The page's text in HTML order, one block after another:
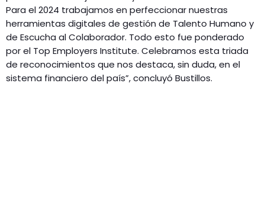
Para el 2024 trabajamos en perfeccionar nuestras
herramientas digitales de gestión de Talento Humano y
de Escucha al Colaborador. Todo esto fue ponderado
por el Top Employers Institute. Celebramos esta triada
de reconocimientos que nos destaca, sin duda, en el
sistema financiero del país”, concluyó Bustillos.